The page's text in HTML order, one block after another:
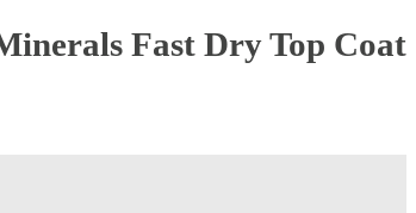
Fast Dry Top Coat